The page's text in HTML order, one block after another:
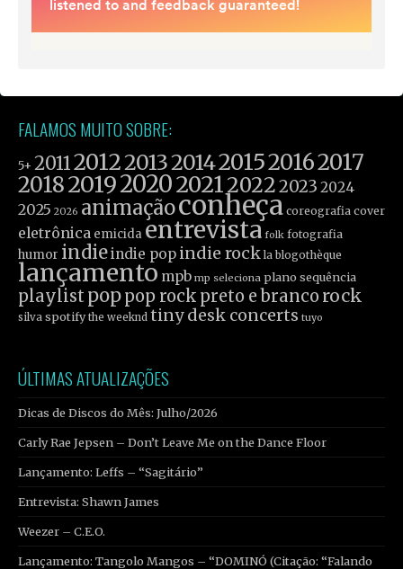
FALAMOS MUITO SOBRE:
5+ 2011201220132014201520162017
201820192020202120222023 2024
2025 2026 animaçãoconheça coreografia cover
eletrônica emicida entrevista folk fotografia
humor indieindie pop indie rock la blogothèque
lançamento mpb mp seleciona plano sequência
playlist poppop rock preto e branco rock
silva spotify the weeknd tiny desk concerts tuyo
ÚLTIMAS ATUALIZAÇÕES
Dicas de Discos do Mês: Julho/2026
Carly Rae Jepsen – Don’t Leave Me on the Dance Floor
Lançamento: Leffs – “Sagitário”
Entrevista: Shawn James
Weezer – C.E.O.
Lançamento: Tangolo Mangos – “DOMINÓ (Citação: “Falando